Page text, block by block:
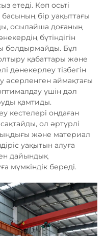
етеді. Көп осьті
бір уақыттағы
осылайша доғаның
бүтіндігін
болдырмайды. Бұл
қабаттары және
дәнекерлеу тізбегін
әсерленген аймақтағы
үшін дәл
қамтиды.
кестелері ондаған
ол әртүрлі
және материал
уақытын алуға
дайындық
мүмкіндік береді.